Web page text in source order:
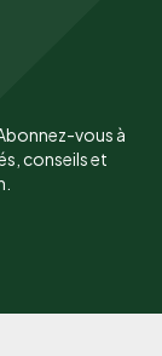
vous à
conseils et